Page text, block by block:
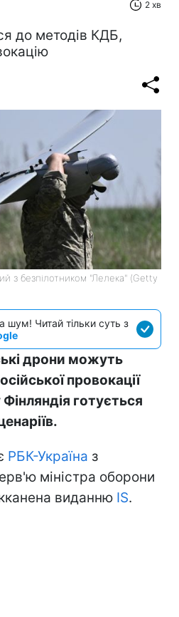
2 хв
до методів КДБ,
з безпілотником "Лелека" (Getty
шум! Читай тільки суть з
дрони можуть
провокації
готується
РБК-Україна з
міністра оборони
виданню IS.